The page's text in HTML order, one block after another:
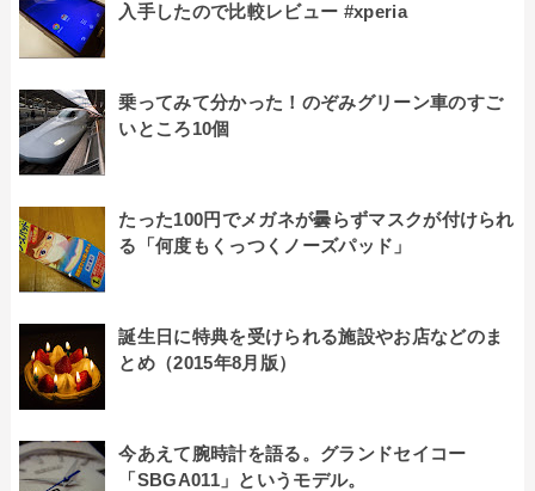
入手したので比較レビュー #xperia
乗ってみて分かった！のぞみグリーン車のすご
いところ10個
たった100円でメガネが曇らずマスクが付けられ
る「何度もくっつくノーズパッド」
誕生日に特典を受けられる施設やお店などのま
とめ（2015年8月版）
今あえて腕時計を語る。グランドセイコー
「SBGA011」というモデル。